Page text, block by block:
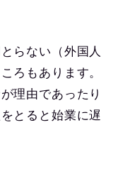
らない（外国人
ろもあります。
理由であったり
とると始業に遅